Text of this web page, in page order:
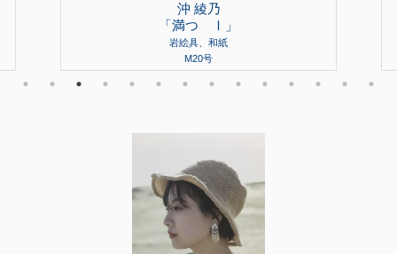
沖 綾乃
「満つ Ⅰ」
岩絵具、和紙
M20号